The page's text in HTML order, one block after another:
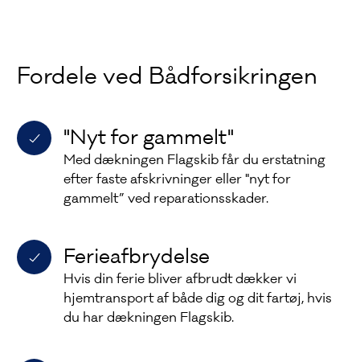
Fordele ved Bådforsikringen
"Nyt for gammelt"
Med dækningen Flagskib får du erstatning
efter faste afskrivninger eller "nyt for
gammelt” ved reparationsskader.
Ferieafbrydelse
Hvis din ferie bliver afbrudt dækker vi
hjemtransport af både dig og dit fartøj, hvis
du har dækningen Flagskib.